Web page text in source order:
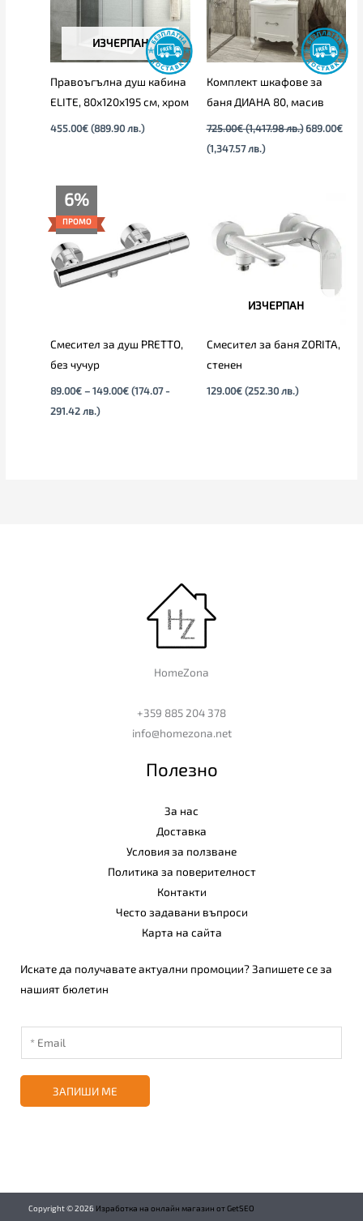
ИЗЧЕРПАН
Правоъгълна душ кабина
ELITE, 80х120х195 см, хром
455.00€ (889.90 лв.)
Комплект шкафове за
баня ДИАНА 80, масив
725.00€ (1,417.98 лв.) 689.00€
(1,347.57 лв.)
6%
ПРОМО
Смесител за душ PRETTO,
без чучур
89.00€ – 149.00€
through
149.00€
(174.07 -
291.42 лв.)
ИЗЧЕРПАН
Смесител за баня ZORITA,
стенен
129.00€ (252.30 лв.)
HomeZona
+359 885 204 378
info@homezona.net
Полезно
За нас
Доставка
Условия за ползване
Политика за поверителност
Контакти
Често задавани въпроси
Карта на сайта
Искате да получавате актуални промоции? Запишете се за
нашият бюлетин
ЗАПИШИ МЕ
Copyright ©2026 Изработка на онлайн магазин от GetSEO